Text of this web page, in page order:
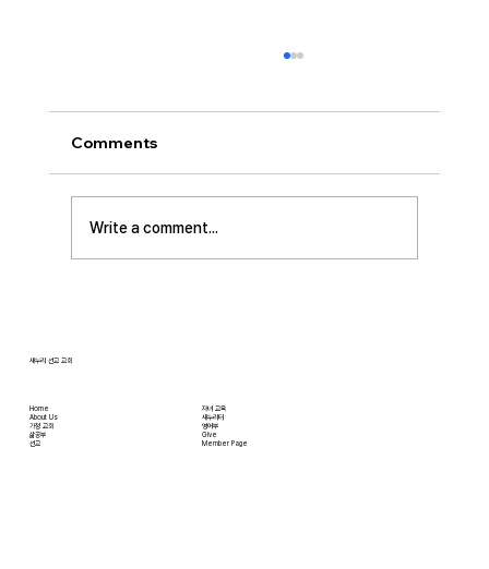
오늘날 성도로서 올바른 신앙생활을 하는 데 걸
림돌이 되는 세 가지가 있습니다. 첫째는 안일주
의입니다. 산업혁명 이후 급속도로 발전한 물질
문명은 우리의 삶을 매우 편리하게 만들어 주었
Comments
Write a comment...
Home
About Us
​가정 교회
​삶공부
​선교
자녀 교육
새누리터
영어부
Give
Member Page
새누리 선교 교회